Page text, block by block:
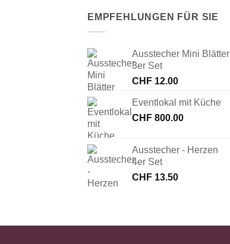
EMPFEHLUNGEN FÜR SIE
Ausstecher Mini Blätter
3er Set
CHF 12.00
Eventlokal mit Küche
CHF 800.00
Ausstecher - Herzen
4er Set
CHF 13.50